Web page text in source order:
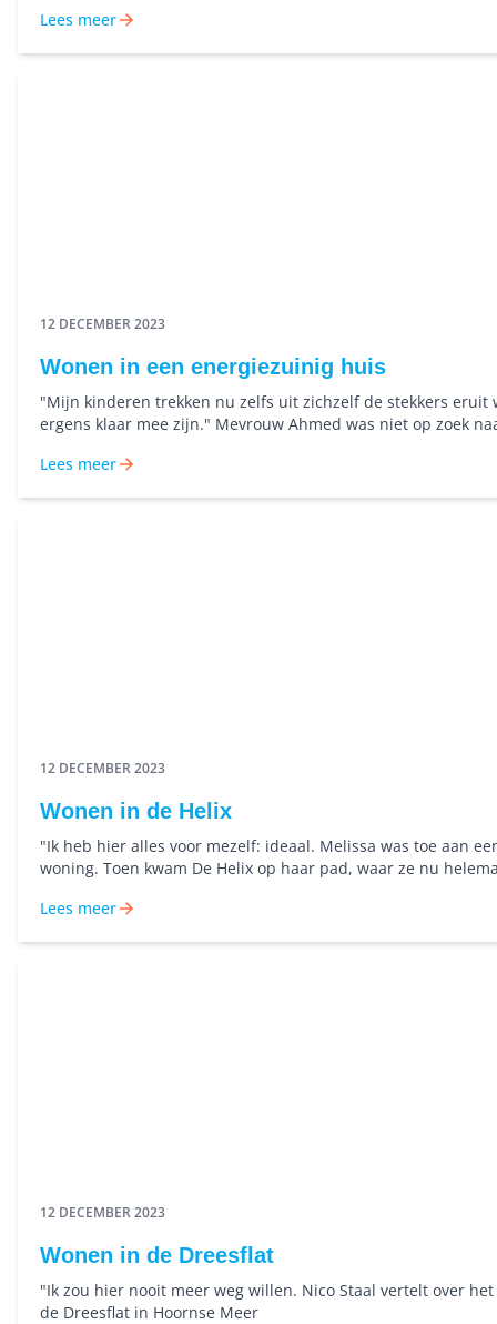
Lees meer
12 DECEMBER 2023
Wonen in een energiezuinig huis
"Mijn kinderen trekken nu zelfs uit zichzelf de stekkers eruit
ergens klaar mee zijn." Mevrouw Ahmed was niet op zoek
vindt ze ervan?
Lees meer
12 DECEMBER 2023
Wonen in de Helix
"Ik heb hier alles voor mezelf: ideaal. Melissa was toe aan
woning. Toen kwam De Helix op haar pad, waar ze nu
Lees meer
12 DECEMBER 2023
Wonen in de Dreesflat
"Ik zou hier nooit meer weg willen. Nico Staal vertelt over
de Dreesflat in Hoornse Meer